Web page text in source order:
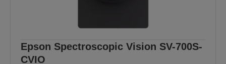
Epson Spectroscopic Vision SV-700S-
CVIO